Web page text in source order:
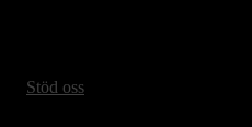
Stöd oss